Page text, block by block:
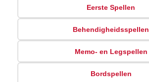
Eerste Spellen
Behendigheidsspellen
Memo- en Legspellen
Bordspellen